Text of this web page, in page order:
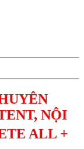
NỘI
ALL +